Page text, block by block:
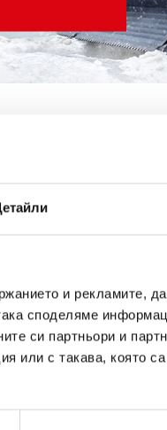
и рекламите,
споделяме
си партньори и
или с такава, която
Beast
Junior